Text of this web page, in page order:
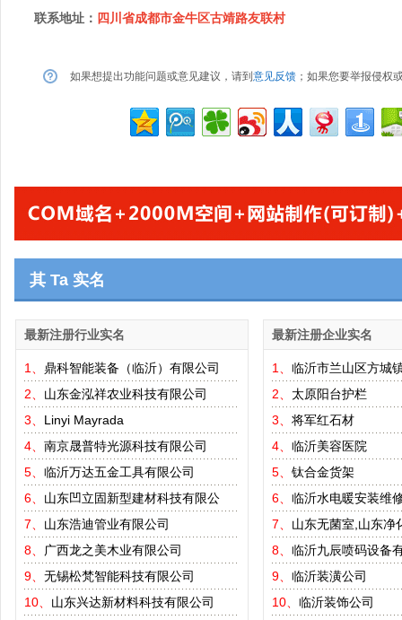
联系地址： 四川省成都市金牛区古靖路友联村
如果想提出功能问题或意见建议，请到 意见反馈 ；如果您要举报侵权
其 Ta 实名
最新注册行业实名
1、 鼎科智能装备（临沂）有限公司
2、 山东金泓祥农业科技有限公司
3、 Linyi Mayrada
4、 南京晟普特光源科技有限公司
5、 临沂万达五金工具有限公司
6、 山东凹立固新型建材科技有限公
7、 山东浩迪管业有限公司
8、
广西龙之美木业有限公司
9、 无锡松梵智能科技有限公司
10、 山东兴达新材料科技有限公司
最新注册企业实名
1、 临沂市兰山区方城
2、 太原阳台护栏
3、 将军红石材
4、 临沂美容医院
5、 钛合金货架
6、 临沂水电暖安装维
7、 山东无菌室,山东净
8、 临沂九辰喷码设备
9、 临沂装潢公司
10、 临沂装饰公司